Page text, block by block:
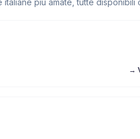
italiane più amate, tutte disponibili
→